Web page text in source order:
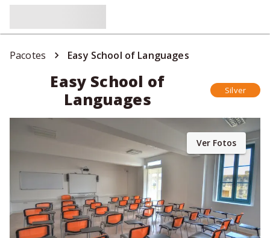
Pacotes Easy School of Languages
Easy School of
Languages
Silver
Ver Fotos